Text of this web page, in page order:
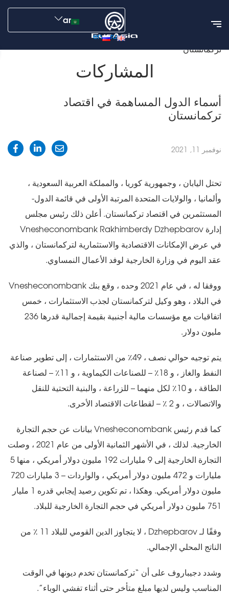
ar
en ru
أسماء الدول المساهمة في اقتصاد
تركمانستان
المشاركات
أسماء الدول المساهمة في اقتصاد
تركمانستان
نوفمبر 11, 2021
تحتل اليابان ، وجمهورية كوريا ، والمملكة العربية السعودية ،
وألمانيا ، والولايات المتحدة المرتبة الأولى في قائمة الدول-
المستثمرين في اقتصاد تركمانستان. أعلن ذلك رئيس مجلس
إدارة Vnesheconombank Rakhimberdy Dzhepbarov
في عرض الإمكانات الاقتصادية والاستثمارية لتركمانستان ، والذي
عقد اليوم في وزارة الخارجية لوفد الأعمال النمساوي.
ووفقا له ، في عام 2021 وحده ، وقع بنك Vnesheconombank
في البلاد ، وهو وكيل لتركمانستان لجذب الاستثمارات ، خمس
اتفاقيات مع مؤسسات مالية أجنبية بقيمة إجمالية قدرها 236
مليون دولار.
يتم توجيه حوالي نصف ، 49٪ من الاستثمارات ، إلى تطوير صناعة
النفط والغاز ، و 18٪ – للصناعات الكيماوية ، و 11٪ – لصناعة
الطاقة ، و 10٪ لكل منهما – للزراعة ، والبنية التحتية للنقل
والاتصالات ، و 2 ٪ – لقطاعات الاقتصاد الأخرى.
كما قدم رئيس Vnesheconombank بيانات عن حجم التجارة
الخارجية. لذلك ، في الأشهر الثمانية الأولى من عام 2021 ، وصلت
التجارة الخارجية إلى 9 مليارات 192 مليون دولار أمريكي ، منها 5
مليارات و 472 مليون دولار أمريكي ، والواردات – 3 مليارات 720
مليون دولار أمريكي. وهكذا ، تم تكوين رصيد إيجابي قدره 1 مليار
751 مليون دولار أمريكي في حجم التجارة الخارجية للبلاد.
وفقًا لـ Dzhepbarov ، لا يتجاوز الدين القومي للبلاد 11 ٪ من
الناتج المحلي الإجمالي.
وشدد دجيباروف على أن “تركمانستان تخدم ديونها في الوقت
المناسب وليس لديها مبلغ متأخر حتى أثناء تفشي الوباء”.